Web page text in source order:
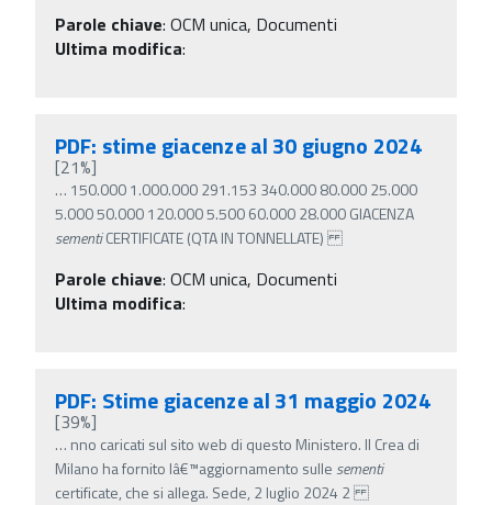
Parole chiave: OCM unica, Documenti
Ultima modifica:
PDF: stime giacenze al 30 giugno 2024
[21%]
… 150.000 1.000.000 291.153 340.000 80.000 25.000
5.000 50.000 120.000 5.500 60.000 28.000 GIACENZA
sementiCERTIFICATE (QTA IN TONNELLATE)
Parole chiave: OCM unica, Documenti
Ultima modifica:
PDF: Stime giacenze al 31 maggio 2024
[39%]
… nno caricati sul sito web di questo Ministero. Il Crea di
Milano ha fornito lâ€™aggiornamento sulle sementi
certificate, che si allega. Sede, 2 luglio 2024 2